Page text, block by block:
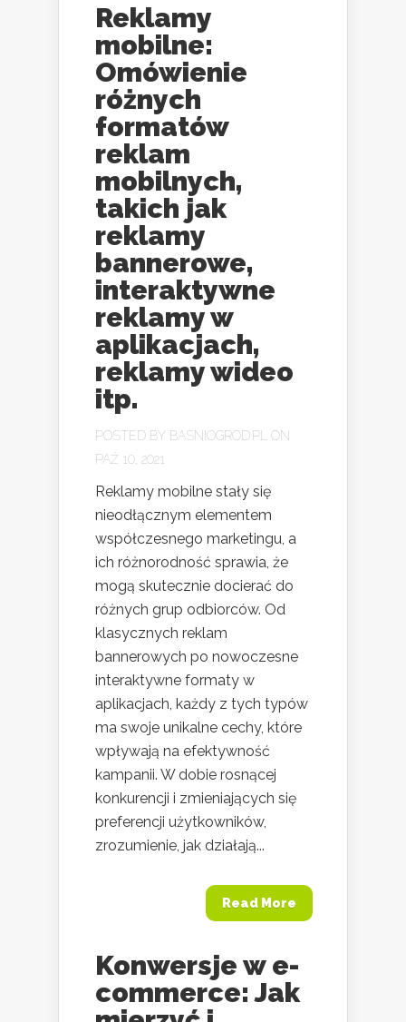
Reklamy
mobilne:
Omówienie
różnych
formatów
reklam
mobilnych,
takich jak
reklamy
bannerowe,
interaktywne
reklamy w
aplikacjach,
reklamy wideo
itp.
POSTED BY BASNIOGROD.PL
ON
PAŹ 10, 2021
Reklamy mobilne stały się
nieodłącznym elementem
współczesnego marketingu, a
ich różnorodność sprawia, że
mogą skutecznie docierać do
różnych grup odbiorców. Od
klasycznych reklam
bannerowych po nowoczesne
interaktywne formaty w
aplikacjach, każdy z tych typów
ma swoje unikalne cechy, które
wpływają na efektywność
kampanii. W dobie rosnącej
konkurencji i zmieniających się
preferencji użytkowników,
zrozumienie, jak działają...
Read More
Konwersje w e-
commerce: Jak